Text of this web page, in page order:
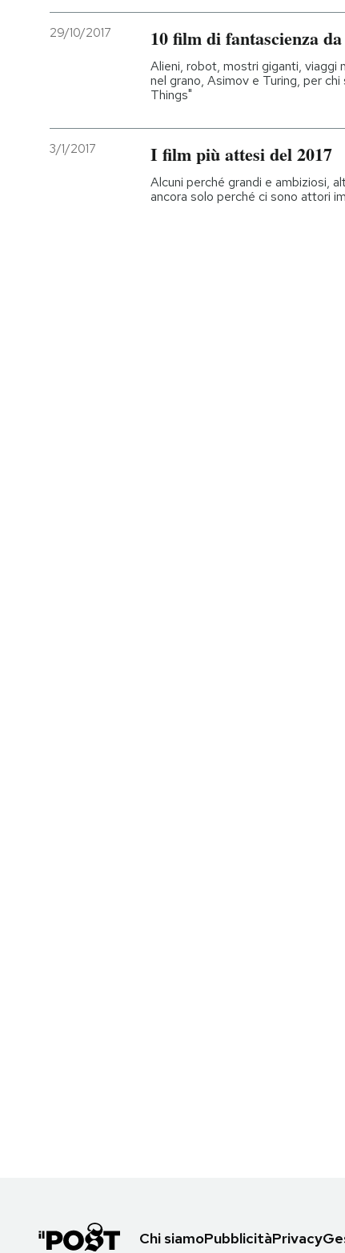
29/10/2017 10 film di fantascienza
Alieni, robot, mostri giganti, viaggi
nel grano, Asimov e Turing, per
Things"
3/1/2017 I film più attesi del 2017
Alcuni perché grandi e ambiziosi,
ancora solo perché ci sono attori
Chi siamoPubblicitàPrivacy